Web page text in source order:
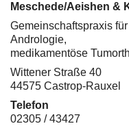
Meschede/Aeishen &
Gemeinschaftspraxis
Andrologie,
medikamentöse
Wittener Straße 40
44575 Castrop-Rauxel
Telefon
02305 / 43427